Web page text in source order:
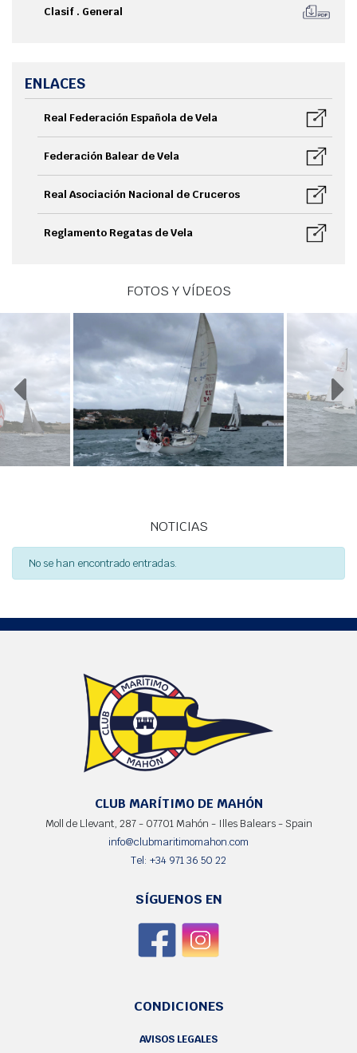
Clasif . General
ENLACES
Real Federación Española de Vela
Federación Balear de Vela
Real Asociación Nacional de Cruceros
Reglamento Regatas de Vela
FOTOS Y VÍDEOS
NOTICIAS
No se han encontrado entradas.
CLUB MARÍTIMO DE MAHÓN
Moll de Llevant, 287 - 07701 Mahón - Illes Balears - Spain
info@clubmaritimomahon.com
Tel: +34 971 36 50 22
SÍGUENOS EN
CONDICIONES
AVISOS LEGALES